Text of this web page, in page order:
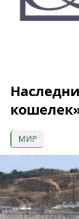
МИР